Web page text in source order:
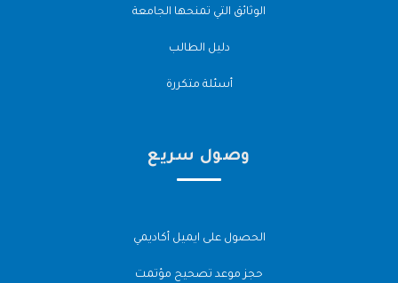
الوثائق التي تمنحها الجامعة
دليل الطالب
أسئلة متكررة
وصول سريع
الحصول على ايميل أكاديمي
حجز موعد تصحيح مؤتمت